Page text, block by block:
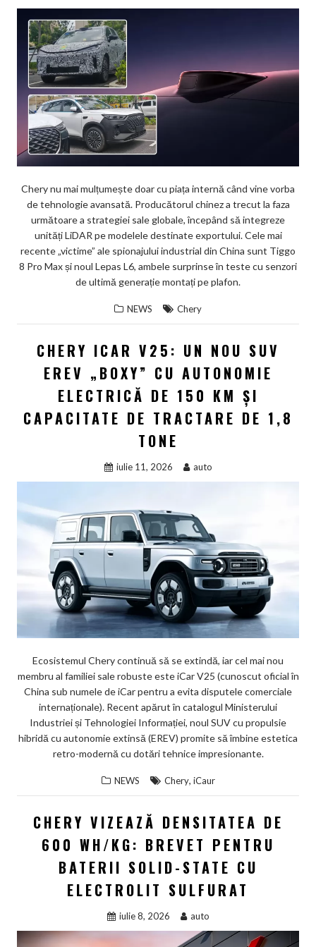
Chery nu mai mulțumește doar cu piața internă când vine vorba
de tehnologie avansată. Producătorul chinez a trecut la faza
următoare a strategiei sale globale, începând să integreze
unități LiDAR pe modelele destinate exportului. Cele mai
recente „victime” ale spionajului industrial din China sunt Tiggo
8 Pro Max și noul Lepas L6, ambele surprinse în teste cu senzori
de ultimă generație montați pe plafon.
NEWS Chery
CHERY ICAR V25: UN NOU SUV
EREV „BOXY” CU AUTONOMIE
ELECTRICĂ DE 150 KM ȘI
CAPACITATE DE TRACTARE DE 1,8
TONE
iulie 11, 2026 auto
Ecosistemul Chery continuă să se extindă, iar cel mai nou
membru al familiei sale robuste este iCar V25 (cunoscut oficial în
China sub numele de iCar pentru a evita disputele comerciale
internaționale). Recent apărut în catalogul Ministerului
Industriei și Tehnologiei Informației, noul SUV cu propulsie
hibridă cu autonomie extinsă (EREV) promite să îmbine estetica
retro-modernă cu dotări tehnice impresionante.
NEWS Chery, iCaur
CHERY VIZEAZĂ DENSITATEA DE
600 WH/KG: BREVET PENTRU
BATERII SOLID-STATE CU
ELECTROLIT SULFURAT
iulie 8, 2026 auto